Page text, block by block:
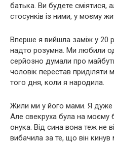
батька. Ви будете сміятися,
стосунків із ними, у моєму
Вперше я вийшла заміж у 20
надто розумна. Ми любили
серйозно думали про
чоловік перестав приділяти
того дня, коли я народила.
Жили ми у його мами. Я дуже
Але свекруха була на моєму
онука. Від сина вона теж не
вибачила за те, що він кинув